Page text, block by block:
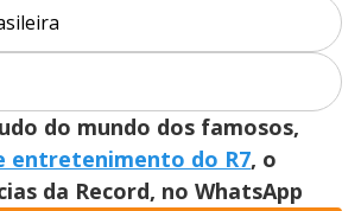
do mundo dos famosos,
entretenimento do R7, o
da Record, no WhatsApp